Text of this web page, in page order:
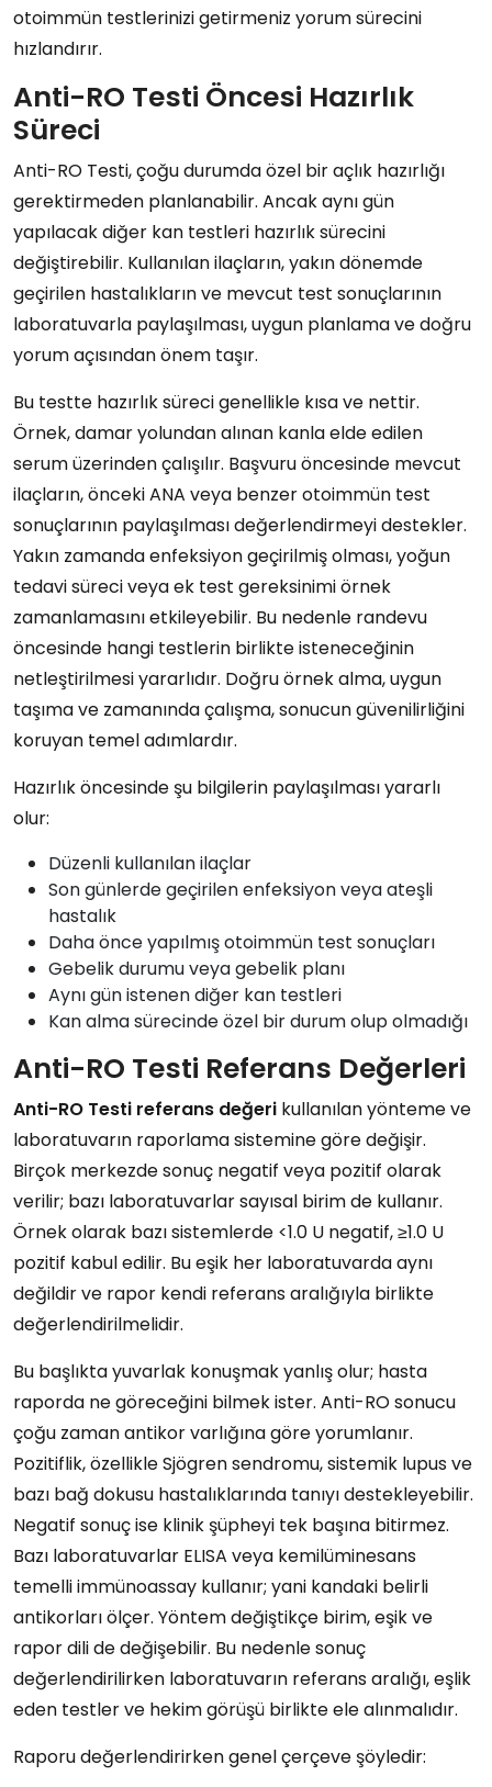
otoimmün testlerinizi getirmeniz yorum sürecini
hızlandırır.
Anti-RO Testi Öncesi Hazırlık
Süreci
Anti-RO Testi, çoğu durumda özel bir açlık hazırlığı
gerektirmeden planlanabilir. Ancak aynı gün
yapılacak diğer kan testleri hazırlık sürecini
değiştirebilir. Kullanılan ilaçların, yakın dönemde
geçirilen hastalıkların ve mevcut test sonuçlarının
laboratuvarla paylaşılması, uygun planlama ve doğru
yorum açısından önem taşır.
Bu testte hazırlık süreci genellikle kısa ve nettir.
Örnek, damar yolundan alınan kanla elde edilen
serum üzerinden çalışılır. Başvuru öncesinde mevcut
ilaçların, önceki ANA veya benzer otoimmün test
sonuçlarının paylaşılması değerlendirmeyi destekler.
Yakın zamanda enfeksiyon geçirilmiş olması, yoğun
tedavi süreci veya ek test gereksinimi örnek
zamanlamasını etkileyebilir. Bu nedenle randevu
öncesinde hangi testlerin birlikte isteneceğinin
netleştirilmesi yararlıdır. Doğru örnek alma, uygun
taşıma ve zamanında çalışma, sonucun güvenilirliğini
koruyan temel adımlardır.
Hazırlık öncesinde şu bilgilerin paylaşılması yararlı
olur:
Düzenli kullanılan ilaçlar
Son günlerde geçirilen enfeksiyon veya ateşli
hastalık
Daha önce yapılmış otoimmün test sonuçları
Gebelik durumu veya gebelik planı
Aynı gün istenen diğer kan testleri
Kan alma sürecinde özel bir durum olup olmadığı
Anti-RO Testi Referans Değerleri
Anti-RO Testi referans değeri kullanılan yönteme ve
laboratuvarın raporlama sistemine göre değişir.
Birçok merkezde sonuç negatif veya pozitif olarak
verilir; bazı laboratuvarlar sayısal birim de kullanır.
Örnek olarak bazı sistemlerde <1.0 U negatif, ≥1.0 U
pozitif kabul edilir. Bu eşik her laboratuvarda aynı
değildir ve rapor kendi referans aralığıyla birlikte
değerlendirilmelidir.
Bu başlıkta yuvarlak konuşmak yanlış olur; hasta
raporda ne göreceğini bilmek ister. Anti-RO sonucu
çoğu zaman antikor varlığına göre yorumlanır.
Pozitiflik, özellikle Sjögren sendromu, sistemik lupus ve
bazı bağ dokusu hastalıklarında tanıyı destekleyebilir.
Negatif sonuç ise klinik şüpheyi tek başına bitirmez.
Bazı laboratuvarlar ELISA veya kemilüminesans
temelli immünoassay kullanır; yani kandaki belirli
antikorları ölçer. Yöntem değiştikçe birim, eşik ve
rapor dili de değişebilir. Bu nedenle sonuç
değerlendirilirken laboratuvarın referans aralığı, eşlik
eden testler ve hekim görüşü birlikte ele alınmalıdır.
Raporu değerlendirirken genel çerçeve şöyledir: